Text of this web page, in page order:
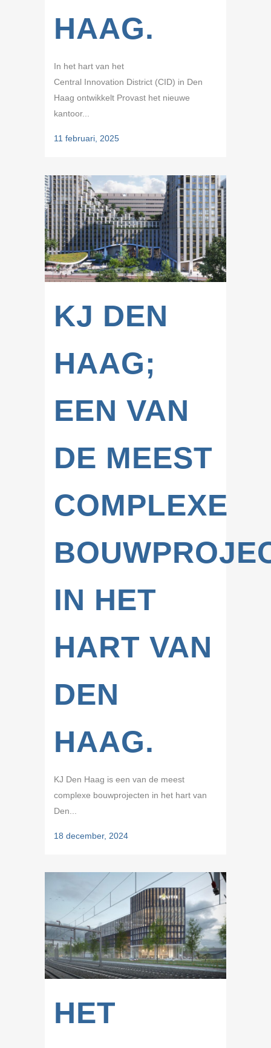
HAAG.
In het hart van het
Central Innovation District (CID) in Den
Haag ontwikkelt Provast het nieuwe
kantoor...
11 februari, 2025
KJ DEN
HAAG;
EEN VAN
DE MEEST
COMPLEXE
IN HET
HART VAN
DEN
HAAG.
KJ Den Haag is een van de meest
complexe bouwprojecten in het hart van
Den...
18 december, 2024
HET